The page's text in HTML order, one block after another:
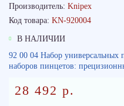
Производитель: Knipex
Код товара: KN-920004
В НАЛИЧИИ
92 00 04 Набор универсальных
наборов пинцетов:
28 492 р.